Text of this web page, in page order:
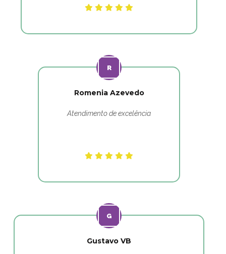
Romenia Azevedo
Atendimento de excelência
Gustavo VB